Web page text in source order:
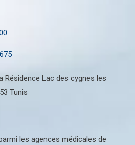
Résidence Lac des cygnes les
Tunis
les agences médicales de